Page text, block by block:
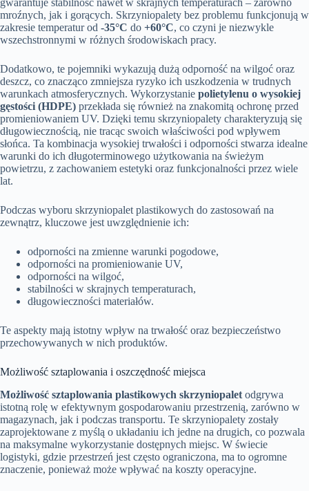
mroźnych, jak i gorących. Skrzyniopalety bez problemu funkcjonują w
zakresie temperatur od -35°C do +60°C, co czyni je niezwykle
wszechstronnymi w różnych środowiskach pracy.
Dodatkowo, te pojemniki wykazują dużą odporność na wilgoć oraz
deszcz, co znacząco zmniejsza ryzyko ich uszkodzenia w trudnych
warunkach atmosferycznych. Wykorzystanie polietylenu o wysokiej
gęstości (HDPE) przekłada się również na znakomitą ochronę przed
promieniowaniem UV. Dzięki temu skrzyniopalety charakteryzują się
długowiecznością, nie tracąc swoich właściwości pod wpływem
słońca. Ta kombinacja wysokiej trwałości i odporności stwarza idealne
warunki do ich długoterminowego użytkowania na świeżym
powietrzu, z zachowaniem estetyki oraz funkcjonalności przez wiele
lat.
Podczas wyboru skrzyniopalet plastikowych do zastosowań na
zewnątrz, kluczowe jest uwzględnienie ich:
odporności na zmienne warunki pogodowe,
odporności na promieniowanie UV,
odporności na wilgoć,
stabilności w skrajnych temperaturach,
długowieczności materiałów.
Te aspekty mają istotny wpływ na trwałość oraz bezpieczeństwo
przechowywanych w nich produktów.
Możliwość sztaplowania i oszczędność miejsca
Możliwość sztaplowania plastikowych skrzyniopalet odgrywa
istotną rolę w efektywnym gospodarowaniu przestrzenią, zarówno w
magazynach, jak i podczas transportu. Te skrzyniopalety zostały
zaprojektowane z myślą o układaniu ich jedne na drugich, co pozwala
na maksymalne wykorzystanie dostępnych miejsc. W świecie
logistyki, gdzie przestrzeń jest często ograniczona, ma to ogromne
znaczenie, ponieważ może wpływać na koszty operacyjne.